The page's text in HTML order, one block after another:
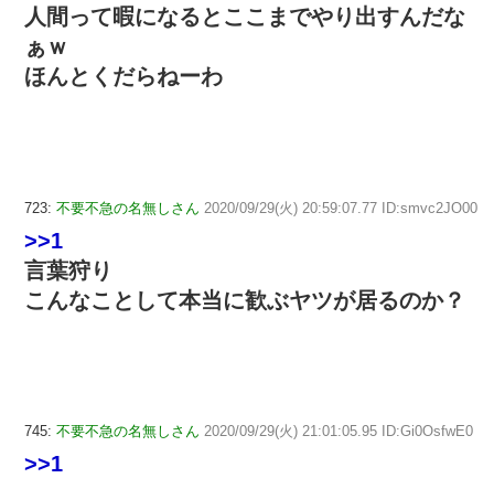
人間って暇になるとここまでやり出すんだな
ぁｗ
ほんとくだらねーわ
723: 不要不急の名無しさん 2020/09/29(火) 20:59:07.77 ID:smvc2JO00
>>1
言葉狩り
こんなことして本当に歓ぶヤツが居るのか？
745: 不要不急の名無しさん 2020/09/29(火) 21:01:05.95 ID:Gi0OsfwE0
>>1